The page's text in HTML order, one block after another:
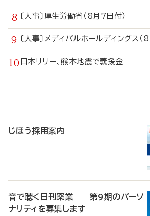
〔人事〕厚生労働省（8月7日付）
〔人事〕メディパルホールディングス
日本リリー、熊本地震で義援金
じほう採用案内
音で聴く日刊薬業 第9期のパーソ
ナリティを募集します